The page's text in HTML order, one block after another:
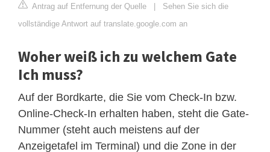
Antrag auf Entfernung der Quelle | Sehen Sie sich die
vollständige Antwort auf translate.google.com an
Woher weiß ich zu welchem Gate
Ich muss?
Auf der Bordkarte, die Sie vom Check-In bzw.
Online-Check-In erhalten haben, steht die Gate-
Nummer (steht auch meistens auf der
Anzeigetafel im Terminal) und die Zone in der